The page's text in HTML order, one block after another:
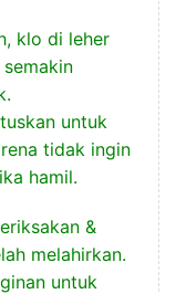
klo di leher
untuk
tidak ingin
hamil.
&
melahirkan.
untuk